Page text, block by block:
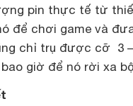
pin thực tế từ
để chơi game và
chỉ trụ được cỡ 3
giờ để nó rời xa